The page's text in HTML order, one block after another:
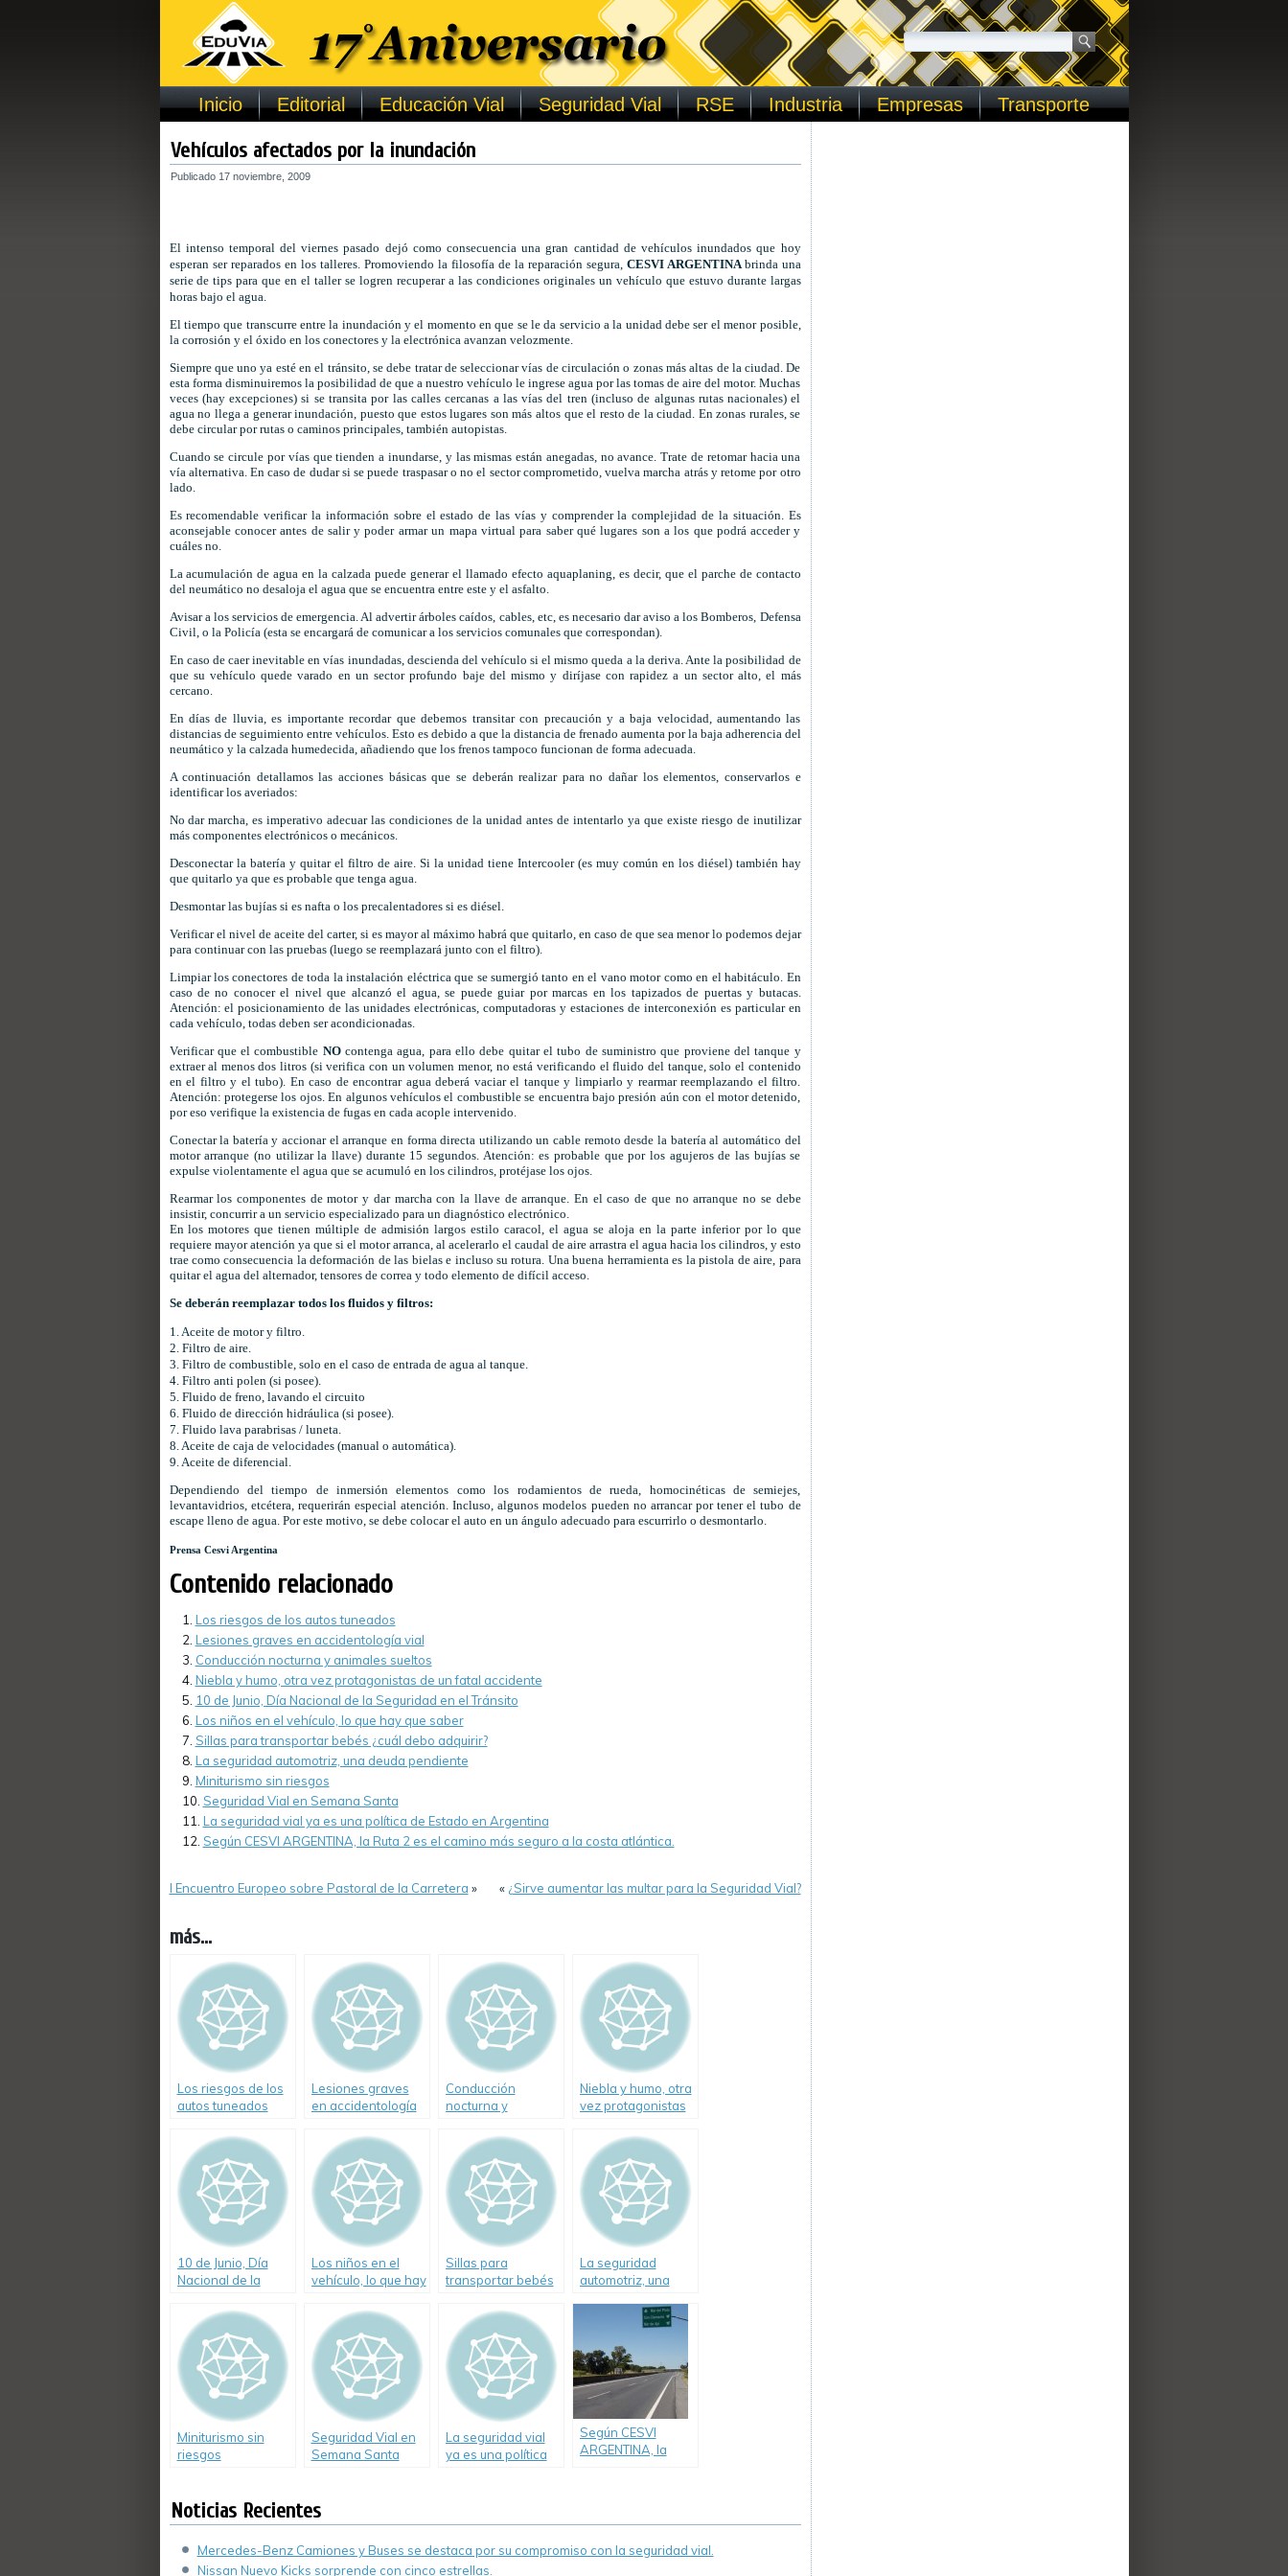
Inicio Editorial Educación Vial Seguridad Vial RSE Industria Empresas Transporte
Vehículos afectados por la inundación
Publicado 17 noviembre, 2009
El intenso temporal del viernes pasado dejó como consecuencia una gran cantidad de vehículos inundados que hoy
esperan ser reparados en los talleres. Promoviendo la filosofía de la reparación segura, CESVI ARGENTINAbrinda una
serie de tips para que en el taller se logren recuperar a las condiciones originales un vehículo que estuvo durante largas
horas bajo el agua.
El tiempo que transcurre entre la inundación y el momento en que se le da servicio a la unidad debe ser el menor posible,
la corrosión y el óxido en los conectores y la electrónica avanzan velozmente.
Siempre que uno ya esté en el tránsito, se debe tratar de seleccionar vías de circulación o zonas más altas de la ciudad. De
esta forma disminuiremos la posibilidad de que a nuestro vehículo le ingrese agua por las tomas de aire del motor. Muchas
veces (hay excepciones) si se transita por las calles cercanas a las vías del tren (incluso de algunas rutas nacionales) el
agua no llega a generar inundación, puesto que estos lugares son más altos que el resto de la ciudad. En zonas rurales, se
debe circular por rutas o caminos principales, también autopistas.
Cuando se circule por vías que tienden a inundarse, y las mismas están anegadas, no avance. Trate de retomar hacia una
vía alternativa. En caso de dudar si se puede traspasar o no el sector comprometido, vuelva marcha atrás y retome por otro
lado.
Es recomendable verificar la información sobre el estado de las vías y comprender la complejidad de la situación. Es
aconsejable conocer antes de salir y poder armar un mapa virtual para saber qué lugares son a los que podrá acceder y
cuáles no.
La acumulación de agua en la calzada puede generar el llamado efecto aquaplaning, es decir, que el parche de contacto
del neumático no desaloja el agua que se encuentra entre este y el asfalto.
Avisar a los servicios de emergencia. Al advertir árboles caídos, cables, etc, es necesario dar aviso a los Bomberos, Defensa
Civil, o la Policía (esta se encargará de comunicar a los servicios comunales que correspondan).
En caso de caer inevitable en vías inundadas, descienda del vehículo si el mismo queda a la deriva. Ante la posibilidad de
que su vehículo quede varado en un sector profundo baje del mismo y diríjase con rapidez a un sector alto, el más
cercano.
En días de lluvia, es importante recordar que debemos transitar con precaución y a baja velocidad, aumentando las
distancias de seguimiento entre vehículos. Esto es debido a que la distancia de frenado aumenta por la baja adherencia del
neumático y la calzada humedecida, añadiendo que los frenos tampoco funcionan de forma adecuada.
A continuación detallamos las acciones básicas que se deberán realizar para no dañar los elementos, conservarlos e
identificar los averiados:
No dar marcha, es imperativo adecuar las condiciones de la unidad antes de intentarlo ya que existe riesgo de inutilizar
más componentes electrónicos o mecánicos.
Desconectar la batería y quitar el filtro de aire. Si la unidad tiene Intercooler (es muy común en los diésel) también hay
que quitarlo ya que es probable que tenga agua.
Desmontar las bujías si es nafta o los precalentadores si es diésel.
Verificar el nivel de aceite del carter, si es mayor al máximo habrá que quitarlo, en caso de que sea menor lo podemos dejar
para continuar con las pruebas (luego se reemplazará junto con el filtro).
Limpiar los conectores de toda la instalación eléctrica que se sumergió tanto en el vano motor como en el habitáculo. En
caso de no conocer el nivel que alcanzó el agua, se puede guiar por marcas en los tapizados de puertas y butacas.
Atención: el posicionamiento de las unidades electrónicas, computadoras y estaciones de interconexión es particular en
cada vehículo, todas deben ser acondicionadas.
Verificar que el combustible NOcontenga agua, para ello debe quitar el tubo de suministro que proviene del tanque y
extraer al menos dos litros (si verifica con un volumen menor, no está verificando el fluido del tanque, solo el contenido
en el filtro y el tubo). En caso de encontrar agua deberá vaciar el tanque y limpiarlo y rearmar reemplazando el filtro.
Atención: protegerse los ojos. En algunos vehículos el combustible se encuentra bajo presión aún con el motor detenido,
por eso verifique la existencia de fugas en cada acople intervenido.
Conectar la batería y accionar el arranque en forma directa utilizando un cable remoto desde la batería al automático del
motor arranque (no utilizar la llave) durante 15 segundos. Atención: es probable que por los agujeros de las bujías se
expulse violentamente el agua que se acumuló en los cilindros, protéjase los ojos.
Rearmar los componentes de motor y dar marcha con la llave de arranque. En el caso de que no arranque no se debe
insistir, concurrir a un servicio especializado para un diagnóstico electrónico.
En los motores que tienen múltiple de admisión largos estilo caracol, el agua se aloja en la parte inferior por lo que
requiere mayor atención ya que si el motor arranca, al acelerarlo el caudal de aire arrastra el agua hacia los cilindros, y esto
trae como consecuencia la deformación de las bielas e incluso su rotura. Una buena herramienta es la pistola de aire, para
quitar el agua del alternador, tensores de correa y todo elemento de difícil acceso.
Se deberán reemplazar todos los fluidos y filtros:
1. Aceite de motor y filtro.
2. Filtro de aire.
3. Filtro de combustible, solo en el caso de entrada de agua al tanque.
4. Filtro anti polen (si posee).
5. Fluido de freno, lavando el circuito
6. Fluido de dirección hidráulica (si posee).
7. Fluido lava parabrisas / luneta.
8. Aceite de caja de velocidades (manual o automática).
9. Aceite de diferencial.
Dependiendo del tiempo de inmersión elementos como los rodamientos de rueda, homocinéticas de semiejes,
levantavidrios, etcétera, requerirán especial atención. Incluso, algunos modelos pueden no arrancar por tener el tubo de
escape lleno de agua. Por este motivo, se debe colocar el auto en un ángulo adecuado para escurrirlo o desmontarlo.
Prensa Cesvi Argentina
Contenido relacionado
Los riesgos de los autos tuneados
Lesiones graves en accidentología vial
Conducción nocturna y animales sueltos
Niebla y humo, otra vez protagonistas de un fatal accidente
10 de Junio, Día Nacional de la Seguridad en el Tránsito
Los niños en el vehículo, lo que hay que saber
Sillas para transportar bebés ¿cuál debo adquirir?
La seguridad automotriz, una deuda pendiente
Miniturismo sin riesgos
Seguridad Vial en Semana Santa
La seguridad vial ya es una política de Estado en Argentina
Según CESVI ARGENTINA, la Ruta 2 es el camino más seguro a la costa atlántica.
I Encuentro Europeo sobre Pastoral de la Carretera » « ¿Sirve aumentar las multar para la Seguridad Vial?
más...
Los riesgos de los
autos tuneados
Lesiones graves
en accidentología
Conducción
nocturna y
Niebla y humo, otra
vez protagonistas
accidente
10 de Junio, Día
Nacional de la
Tránsito
Los niños en el
vehículo, lo que hay
Sillas para
transportar bebés
adquirir?
La seguridad
automotriz, una
Miniturismo sin
riesgos
Seguridad Vial en
Semana Santa
La seguridad vial
ya es una política
Según CESVI
ARGENTINA, la
Noticias Recientes
Mercedes-Benz Camiones y Buses se destaca por su compromiso con la seguridad vial.
Nissan Nuevo Kicks sorprende con cinco estrellas.